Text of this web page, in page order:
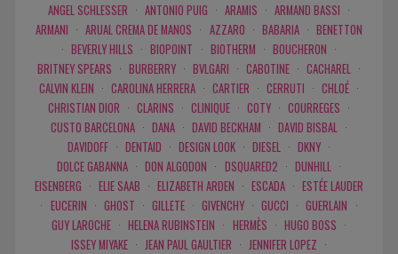
ANGEL SCHLESSER · ANTONIO PUIG · ARAMIS · ARMAND BASSI ·
ARMANI · ARUAL CREMA DE MANOS · AZZARO · BABARIA · BENETTON
· BEVERLY HILLS · BIOPOINT · BIOTHERM · BOUCHERON ·
BRITNEY SPEARS · BURBERRY · BVLGARI · CABOTINE · CACHAREL ·
CALVIN KLEIN · CAROLINA HERRERA · CARTIER · CERRUTI · CHLOÉ ·
CHRISTIAN DIOR · CLARINS · CLINIQUE · COTY · COURREGES ·
CUSTO BARCELONA · DANA · DAVID BECKHAM · DAVID BISBAL ·
DAVIDOFF · DENTAID · DESIGN LOOK · DIESEL · DKNY ·
DOLCE GABANNA · DON ALGODON · DSQUARED2 · DUNHILL ·
EISENBERG · ELIE SAAB · ELIZABETH ARDEN · ESCADA · ESTÉE LAUDER
· EUCERIN · GHOST · GILLETE · GIVENCHY · GUCCI · GUERLAIN ·
GUY LAROCHE · HELENA RUBINSTEIN · HERMÈS · HUGO BOSS ·
ISSEY MIYAKE · JEAN PAUL GAULTIER · JENNIFER LOPEZ ·